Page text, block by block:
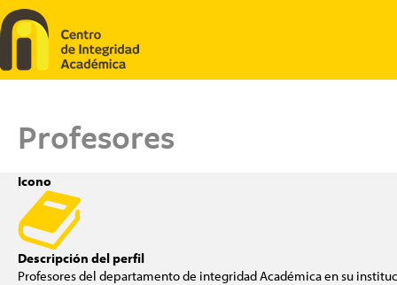
Pasar al contenido principal
Profesores
Icono
Descripción del perfil
Profesores del departamento de integridad Académica en su